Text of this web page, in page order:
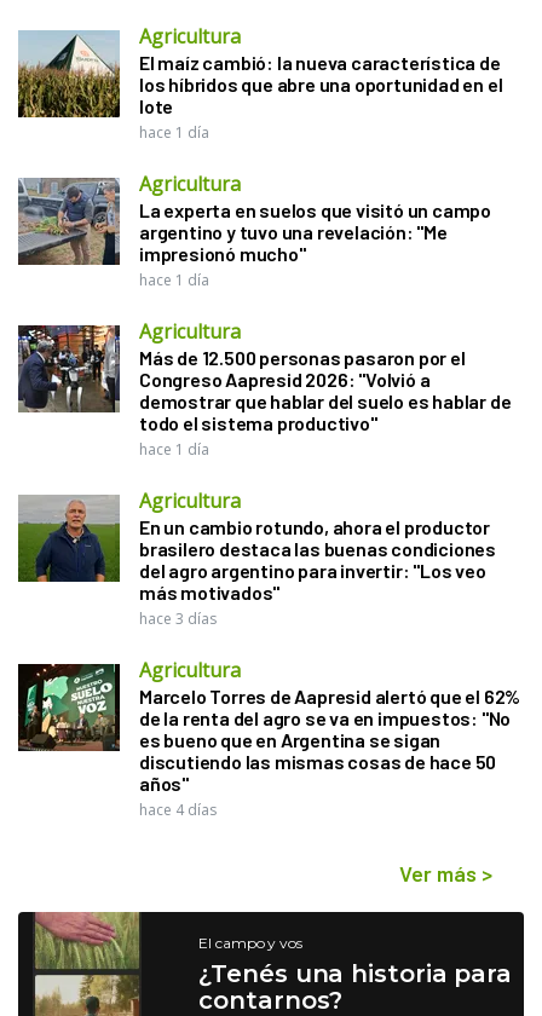
Agricultura
El maíz cambió: la nueva característica de
los híbridos que abre una oportunidad en el
lote
hace 1 día
Agricultura
La experta en suelos que visitó un campo
argentino y tuvo una revelación: "Me
impresionó mucho"
hace 1 día
Agricultura
Más de 12.500 personas pasaron por el
Congreso Aapresid 2026: "Volvió a
demostrar que hablar del suelo es hablar de
todo el sistema productivo"
hace 1 día
Agricultura
En un cambio rotundo, ahora el productor
brasilero destaca las buenas condiciones
del agro argentino para invertir: "Los veo
más motivados"
hace 3 días
Agricultura
Marcelo Torres de Aapresid alertó que el 62%
de la renta del agro se va en impuestos: "No
es bueno que en Argentina se sigan
discutiendo las mismas cosas de hace 50
años"
hace 4 días
Ver más >
El campo y vos
¿Tenés una historia para
contarnos?